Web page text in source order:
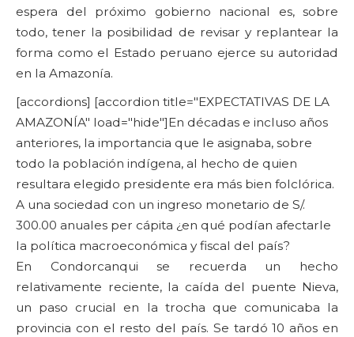
espera del próximo gobierno nacional es, sobre
todo, tener la posibilidad de revisar y replantear la
forma como el Estado peruano ejerce su autoridad
en la Amazonía.
[accordions] [accordion title="EXPECTATIVAS DE LA
AMAZONÍA" load="hide"]En décadas e incluso años
anteriores, la importancia que le asignaba, sobre
todo la población indígena, al hecho de quien
resultara elegido presidente era más bien folclórica.
A una sociedad con un ingreso monetario de S/.
300.00 anuales per cápita ¿en qué podían afectarle
la política macroeconómica y fiscal del país?
En Condorcanqui se recuerda un hecho
relativamente reciente, la caída del puente Nieva,
un paso crucial en la trocha que comunicaba la
provincia con el resto del país. Se tardó 10 años en